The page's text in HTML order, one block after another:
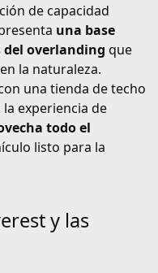
de capacidad
una base
del overlanding que
la naturaleza.
una tienda de techo
la experiencia de
todo el
listo para la
y las